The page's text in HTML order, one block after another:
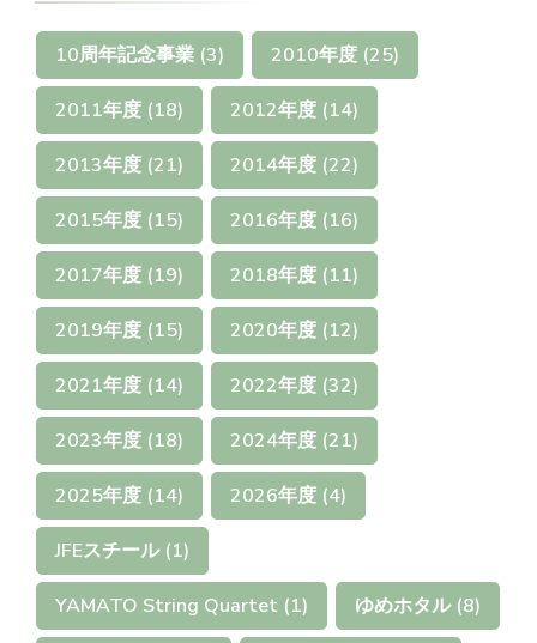
10周年記念事業 (3) 2010年度 (25)
2011年度 (18) 2012年度 (14)
2013年度 (21) 2014年度 (22)
2015年度 (15) 2016年度 (16)
2017年度 (19) 2018年度 (11)
2019年度 (15) 2020年度 (12)
2021年度 (14) 2022年度 (32)
2023年度 (18) 2024年度 (21)
2025年度 (14) 2026年度 (4)
JFEスチール(1)
YAMATO String Quartet (1) ゆめホタル(8)